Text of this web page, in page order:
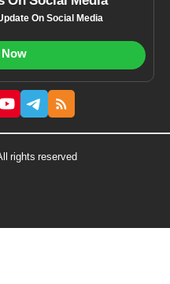
On Social Media
rights reserved